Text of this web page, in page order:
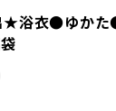
浴衣●ゆかた